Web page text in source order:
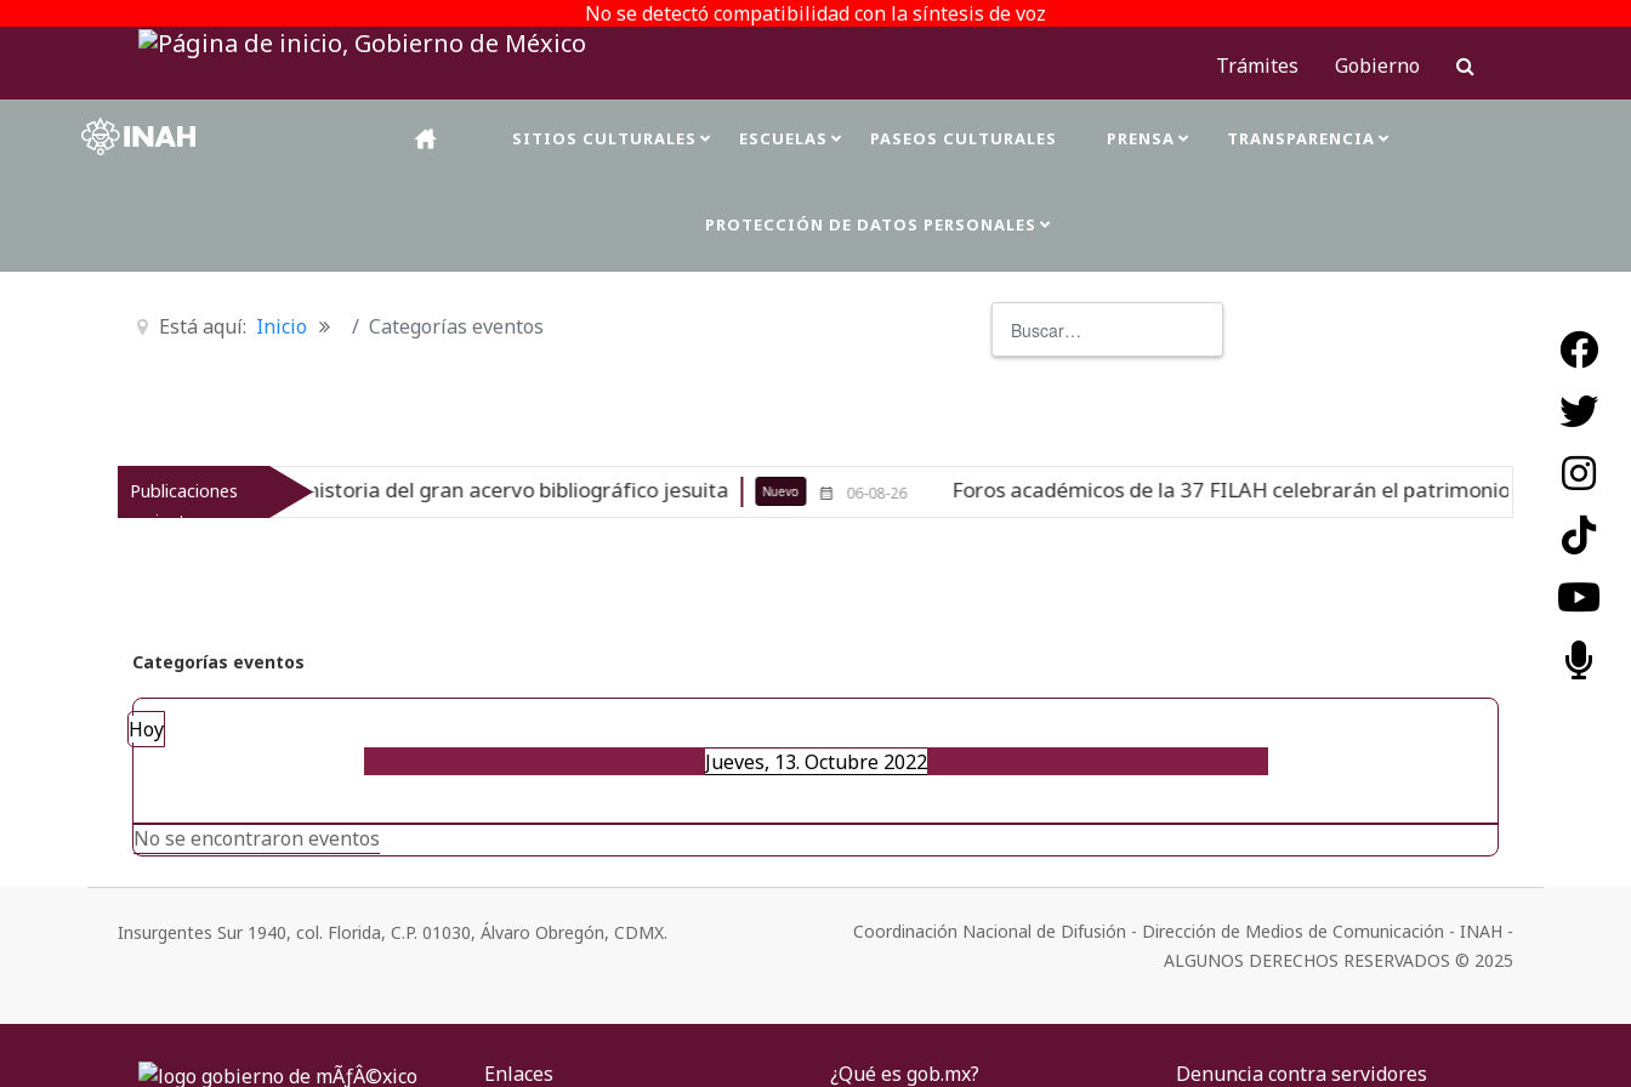
No se detectó compatibilidad con la síntesis de voz
Trámites
Gobierno
SITIOS CULTURALES ESCUELAS PASEOS CULTURALES PRENSA TRANSPARENCIA
PROTECCIÓN DE DATOS PERSONALES
Está aquí: Inicio Categorías eventos
Publicaciones
recientes
del Virreinato muestra la historia del gran acervo bibliográfico jesuita Nuevo 06-08-26 Foros académicos de la 37 FILAH celebrarán el patrimonio cultural Nuevo
Categorías eventos
Hoy
Jueves, 13. Octubre 2022
No se encontraron eventos
Insurgentes Sur 1940, col. Florida, C.P. 01030, Álvaro Obregón, CDMX.
Coordinación Nacional de Difusión - Dirección de Medios de Comunicación - INAH -
ALGUNOS DERECHOS RESERVADOS © 2025
Enlaces ¿Qué es gob.mx?
Denuncia contra servidores